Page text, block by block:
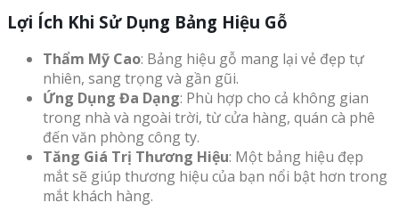
Lợi Ích Khi Sử Dụng Bảng Hiệu Gỗ
Thẩm Mỹ Cao: Bảng hiệu gỗ mang lại vẻ đẹp tự
nhiên, sang trọng và gần gũi.
Ứng Dụng Đa Dạng: Phù hợp cho cả không gian
trong nhà và ngoài trời, từ cửa hàng, quán cà phê
đến văn phòng công ty.
Tăng Giá Trị Thương Hiệu: Một bảng hiệu đẹp
mắt sẽ giúp thương hiệu của bạn nổi bật hơn trong
mắt khách hàng.